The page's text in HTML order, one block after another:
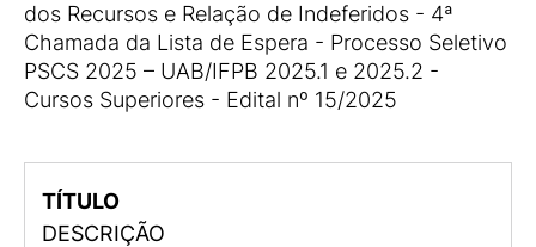
dos Recursos e Relação de Indeferidos - 4ª
Chamada da Lista de Espera - Processo Seletivo
PSCS 2025 – UAB/IFPB 2025.1 e 2025.2 -
Cursos Superiores - Edital nº 15/2025
TÍTULO
DESCRIÇÃO